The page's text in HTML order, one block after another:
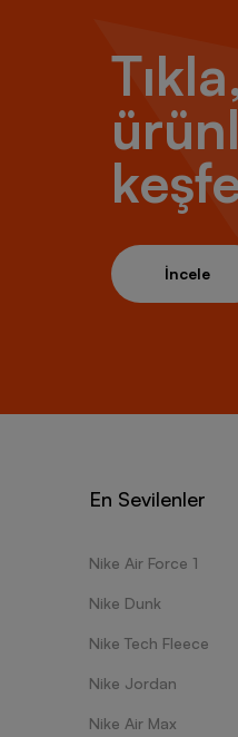
İncele
En Sevilenler
Nike Air Force 1
Nike Dunk
Nike Tech Fleece
Nike Jordan
Nike Air Max